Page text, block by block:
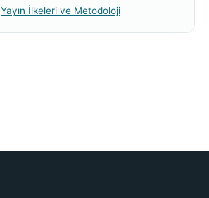
Yayın İlkeleri ve Metodoloji